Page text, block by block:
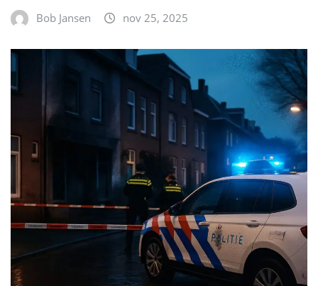
Bob Jansen nov 25, 2025